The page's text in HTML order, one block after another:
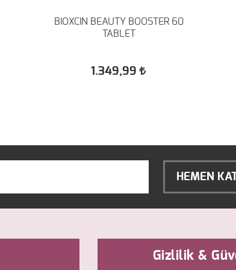
BIOXCIN BEAUTY BOOSTER 60
TABLET
1.349,99
HEMEN
Gizlilik &